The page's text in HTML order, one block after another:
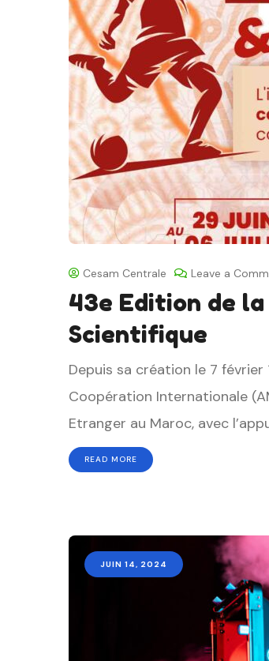
Cesam Centrale Leave a
43e Edition de
Scientifique
Depuis sa création le 7 février
Coopération Internationale
Etranger au Maroc, avec
READ MORE
JUIN 14, 2024